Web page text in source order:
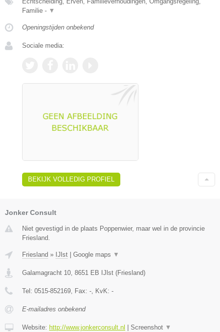
Familie - ▼
Openingstijden onbekend
Sociale media:
BEKIJK VOLLEDIG PROFIEL
Jonker Consult
Niet gevestigd in de plaats Poppenwier, maar wel in de provincie
Friesland.
Friesland » IJlst Google maps ▼
Galamagracht 10, 8651 EB IJlst (Friesland)
Tel: 0515-852169, Fax: -, KvK: -
E-mailadres onbekend
Website: http://www.jonkerconsult.nl Screenshot ▼